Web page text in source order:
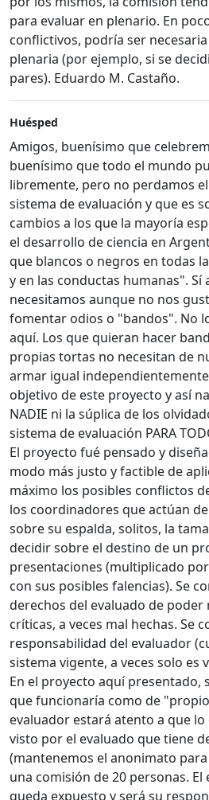
para evaluar en plenario. En
conflictivos, podría ser
plenaria (por ejemplo, si se
pares). Eduardo M. Castaño.
Huésped
Amigos, buenísimo que
buenísimo que todo el mundo
libremente, pero no perdamos
sistema de evaluación y que es
cambios a los que la mayoría
el desarrollo de ciencia en
que blancos o negros en todas
y en las conductas humanas". Sí
necesitamos aunque no nos
fomentar odios o "bandos". No
aquí. Los que quieran hacer
propias tortas no necesitan de
armar igual independientemente
objetivo de este proyecto y así
NADIE ni la súplica de los
sistema de evaluación PARA
El proyecto fué pensado y
modo más justo y factible de
máximo los posibles conflictos
los coordinadores que actúan
sobre su espalda, solitos, la
decidir sobre el destino de un
presentaciones (multiplicado
con sus posibles falencias). Se
derechos del evaluado de poder
críticas, a veces mal hechas. Se
responsabilidad del evaluador
sistema vigente, a veces solo es
En el proyecto aquí presentado,
que funcionaría como de
evaluador estará atento a que
visto por el evaluado que tiene
(mantenemos el anonimato
una comisión de 20 personas.
queda expuesto y será su